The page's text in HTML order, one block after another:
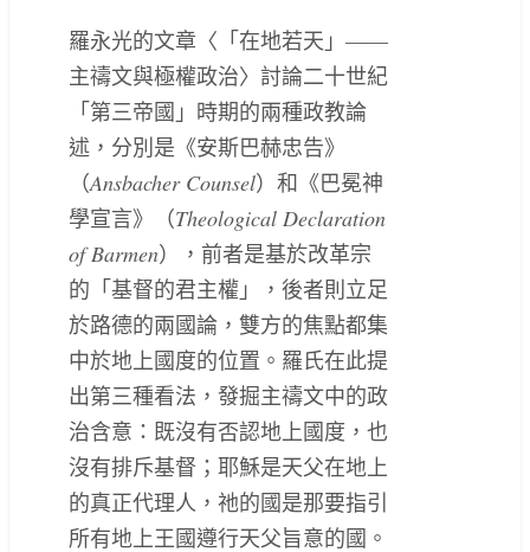
羅永光的文章〈「在地若天」――
主禱文與極權政治〉討論二十世紀
「第三帝國」時期的兩種政教論
述，分別是《安斯巴赫忠告》
（Ansbacher Counsel）和《巴冕神
學宣言》（Theological Declaration
of Barmen），前者是基於改革宗
的「基督的君主權」，後者則立足
於路德的兩國論，雙方的焦點都集
中於地上國度的位置。羅氏在此提
出第三種看法，發掘主禱文中的政
治含意：既沒有否認地上國度，也
沒有排斥基督；耶穌是天父在地上
的真正代理人，祂的國是那要指引
所有地上王國遵行天父旨意的國。